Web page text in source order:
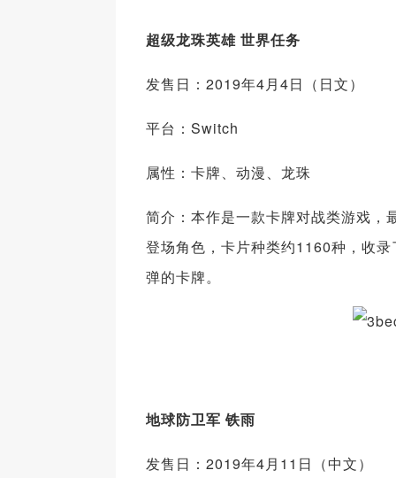
超级龙珠英雄 世界任务
发售日：2019年4月4日（日文）
平台：Switch
属性：卡牌、动漫、龙珠
简介：本作是一款卡牌对战类游戏
登场角色，卡片种类约1160种，收
弹的卡牌。
地球防卫军 铁雨
发售日：2019年4月11日（中文）